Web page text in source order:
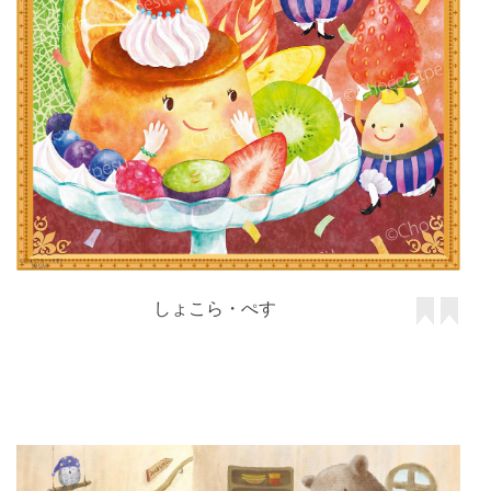
しょこら・ぺす